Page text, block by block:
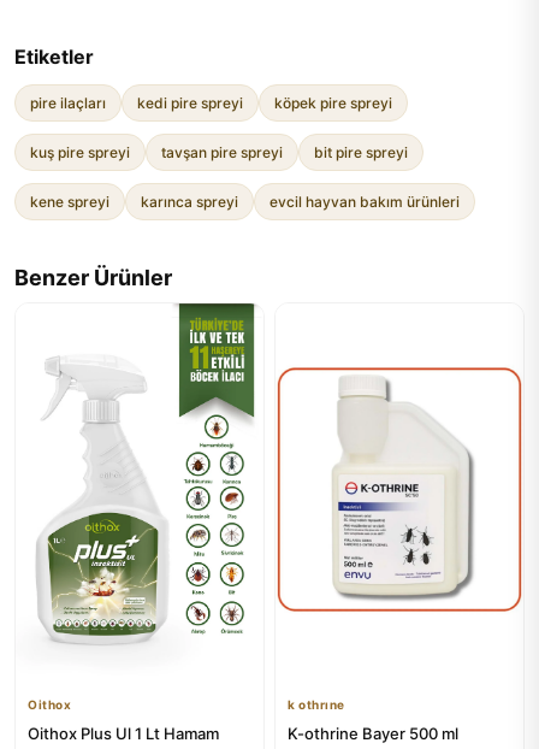
Etiketler
pire ilaçları kedi pire spreyi köpek pire spreyi
kuş pire spreyi tavşan pire spreyi bit pire spreyi
kene spreyi karınca spreyi evcil hayvan bakım ürünleri
Benzer Ürünler
Oithox
Oithox Plus Ul 1 Lt Hamam
k othrıne
K-othrine Bayer 500 ml